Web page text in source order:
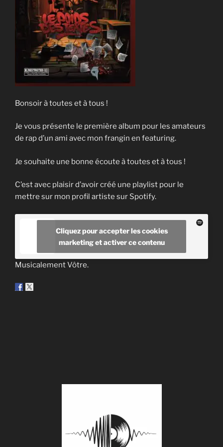
Bonsoir à toutes et à tous !
Je vous présente le première album pour les amateurs
de rap d’un ami avec mon frangin en featuring.
Je souhaite une bonne écoute à toutes et à tous !
C’est avec plaisir d’avoir créé une playlist pour le
mettre sur mon profil artiste sur Spotify.
Cliquez pour accepter les cookies
marketing et activer ce contenu
Musicalement Vôtre.